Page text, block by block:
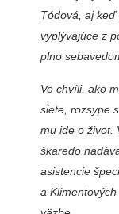
Tódová, aj keď
vyplývajúce z
plno
Vo chvíli, ako
siete, rozsype
mu ide o život.
škaredo
asistencie
a